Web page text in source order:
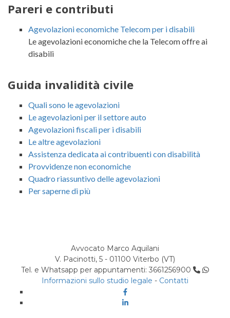
Pareri e contributi
Agevolazioni economiche Telecom per i disabili
Le agevolazioni economiche che la Telecom offre ai
disabili
Guida invalidità civile
Quali sono le agevolazioni
Le agevolazioni per il settore auto
Agevolazioni fiscali per i disabili
Le altre agevolazioni
Assistenza dedicata ai contribuenti con disabilità
Provvidenze non economiche
Quadro riassuntivo delle agevolazioni
Per saperne di più
Avvocato Marco Aquilani
V. Pacinotti, 5 - 01100 Viterbo (VT)
Tel. e Whatsapp per appuntamenti: 3661256900
Informazioni sullo studio legale - Contatti
Facebook
Linkedin